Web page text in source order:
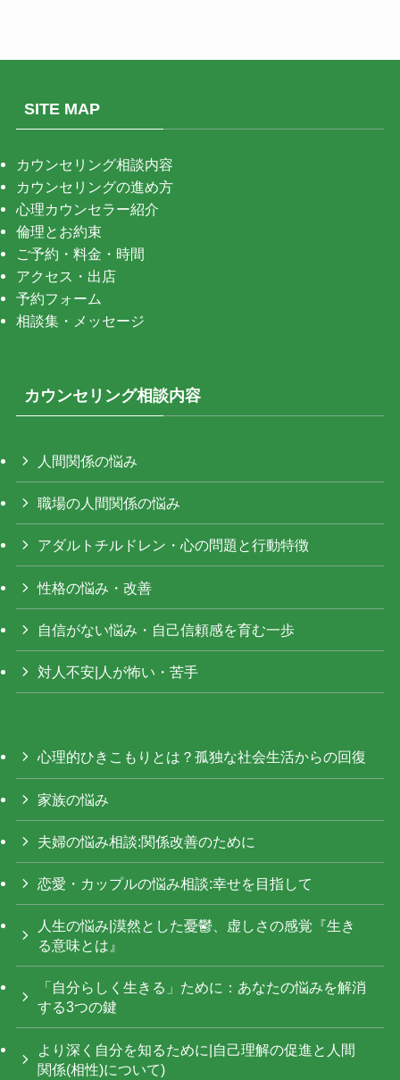
SITE MAP
カウンセリング相談内容
カウンセリングの進め方
心理カウンセラー紹介
倫理とお約束
ご予約・料金・時間
アクセス・出店
予約フォーム
相談集・メッセージ
カウンセリング相談内容
人間関係の悩み
職場の人間関係の悩み
アダルトチルドレン・心の問題と行動特徴
性格の悩み・改善
自信がない悩み・自己信頼感を育む一歩
対人不安|人が怖い・苦手
心理的ひきこもりとは？孤独な社会生活からの回復
家族の悩み
夫婦の悩み相談:関係改善のために
恋愛・カップルの悩み相談:幸せを目指して
人生の悩み|漠然とした憂鬱、虚しさの感覚『生き
る意味とは』
「自分らしく生きる」ために：あなたの悩みを解消
する3つの鍵
より深く自分を知るために|自己理解の促進と人間
関係(相性)について)